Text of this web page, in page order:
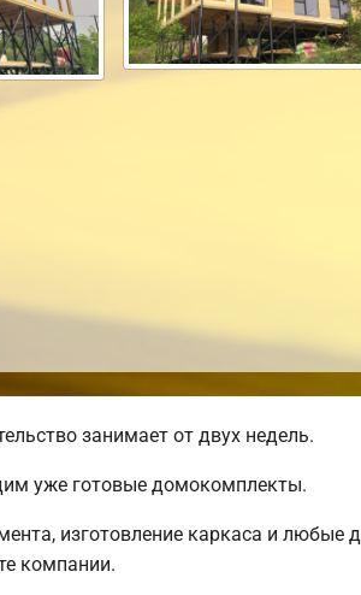
занимает от двух недель.
уже готовые домокомплекты.
изготовление каркаса и любые
компании.